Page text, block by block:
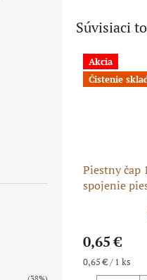
Súvisiaci
Akcia
Čistenie
Piestny čap
spojenie
0,65 €
Jednotková
cena:
0,65 € / 1 ks